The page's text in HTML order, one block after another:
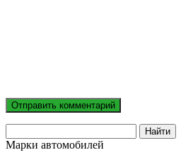
Марки автомобилей